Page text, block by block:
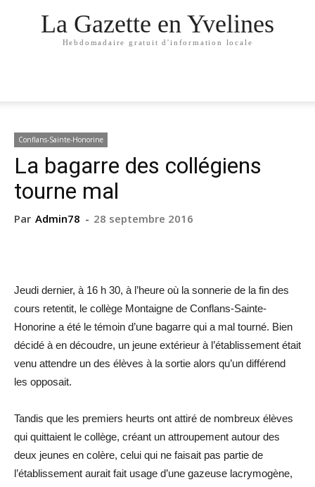
La Gazette en Yvelines
Hebdomadaire gratuit d'information locale
Conflans-Sainte-Honorine
La bagarre des collégiens
tourne mal
Par Admin78 - 28 septembre 2016
Jeudi dernier, à 16 h 30, à l’heure où la sonnerie de la fin des
cours retentit, le collège Montaigne de Conflans-Sainte-
Honorine a été le témoin d’une bagarre qui a mal tourné. Bien
décidé à en découdre, un jeune extérieur à l’établissement était
venu attendre un des élèves à la sortie alors qu’un différend
les opposait.
Tandis que les premiers heurts ont attiré de nombreux élèves
qui quittaient le collège, créant un attroupement autour des
deux jeunes en colère, celui qui ne faisait pas partie de
l’établissement aurait fait usage d’une gazeuse lacrymogène,